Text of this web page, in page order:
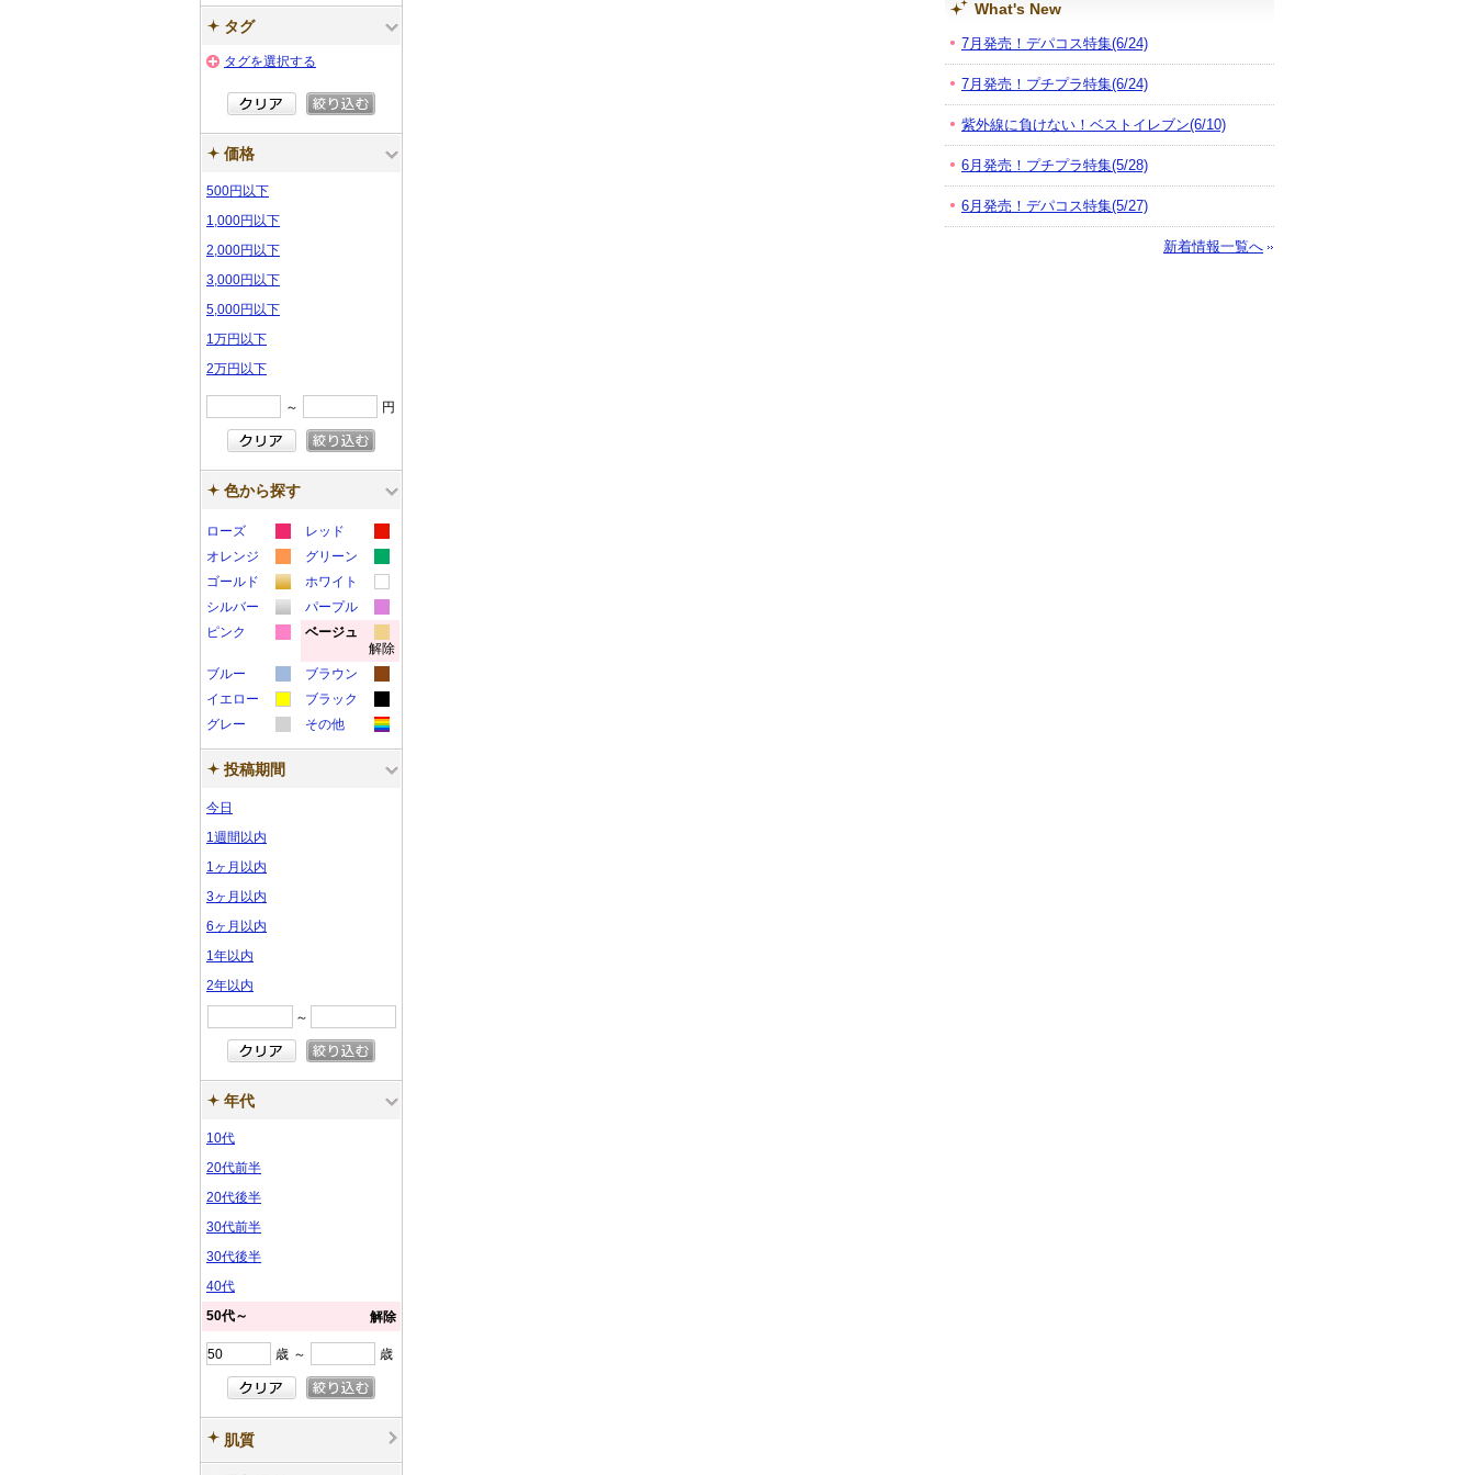
What's New
7月発売！デパコス特集(6/24)
7月発売！プチプラ特集(6/24)
紫外線に負けない！ベストイレブン(6/10)
6月発売！プチプラ特集(5/28)
6月発売！デパコス特集(5/27)
新着情報一覧へ
タグ
タグを選択する
価格
500円以下
1,000円以下
2,000円以下
3,000円以下
5,000円以下
1万円以下
2万円以下
～ 円
色から探す
ローズ
カ
ラ
プ
ル
レッド
カ
ラ
ン
プ
ル
オレンジ
カ
ラ
ン
プ
ル
グリーン
カ
ラ
サ
ン
プ
ル
ゴールド
カ
ラ
サ
ン
プ
ル
ホワイト
カ
ラ
ー
サ
ン
プ
シルバー
カ
ー
サ
ン
プ
パープル
カ
ラ
ー
サ
ン
ピンク
ラ
ー
サ
ン
ベージュ
カ
ラ
ー
サ
解除
ブルー
カ
ラ
ー
サ
ブラウン
カ
ラ
ー
サ
イエロー
カ
ラ
ー
ブラック
カ
ラ
ー
グレー
カ
ラ
その他
カ
ラ
投稿期間
今日
1週間以内
1ヶ月以内
3ヶ月以内
6ヶ月以内
1年以内
2年以内
～
年代
10代
20代前半
20代後半
30代前半
30代後半
40代
50代～
解除
歳 ～ 歳
肌質